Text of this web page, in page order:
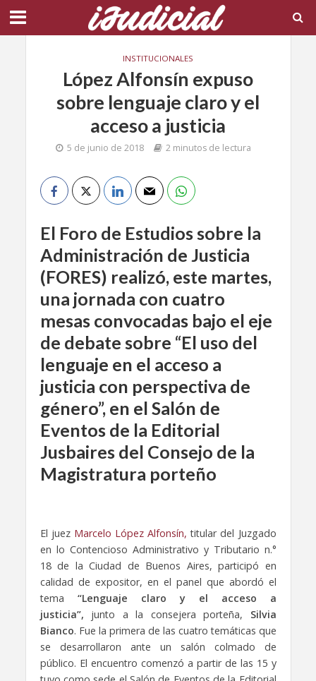
INSTITUCIONALES
López Alfonsín expuso
sobre lenguaje claro y el
acceso a justicia
5 de junio de 2018 2 minutos de lectura
El Foro de Estudios sobre la
Administración de Justicia
(FORES) realizó, este martes,
una jornada con cuatro
mesas convocadas bajo el eje
de debate sobre “El uso del
lenguaje en el acceso a
justicia con perspectiva de
género”, en el Salón de
Eventos de la Editorial
Jusbaires del Consejo de la
Magistratura porteño
El juez Marcelo López Alfonsín, titular del Juzgado
en lo Contencioso Administrativo y Tributario n.°
18 de la Ciudad de Buenos Aires, participó en
calidad de expositor, en el panel que abordó el
tema “Lenguaje claro y el acceso a
justicia”, junto a la consejera porteña, Silvia
Bianco. Fue la primera de las cuatro temáticas que
se desarrollaron ante un salón colmado de
público. El encuentro comenzó a partir de las 15 y